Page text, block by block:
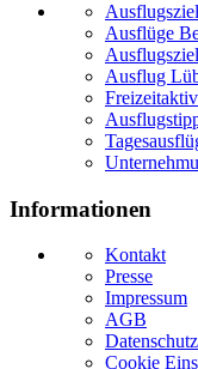
Ausflüge
Ausflug
Informationen
Kontakt
Presse
Impressum
AGB
Cookie